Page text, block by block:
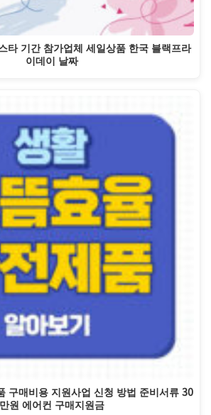
타 기간 참가업체 세일상품 한국 블랙프라
이데이 날짜
구매비용 지원사업 신청 방법 준비서류 30
만원 에어컨 구매지원금